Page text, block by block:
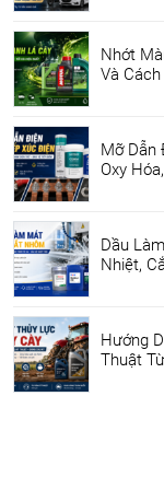
Nhớt
Và
Mỡ Dẫn
Oxy
Dầu
Nhiệt,
Hướng
Thuật